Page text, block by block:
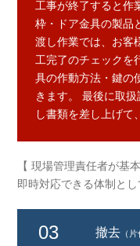
工事が終了すると作
枠・ドア金具の製品
渡し作業では、お客
工完了のチェックを
具の作動方法・鍵の
きます。 最後に取
し書類を差し上げて
【 現場管理責任者が基
即時対応できる体制とし
03 撤去 （